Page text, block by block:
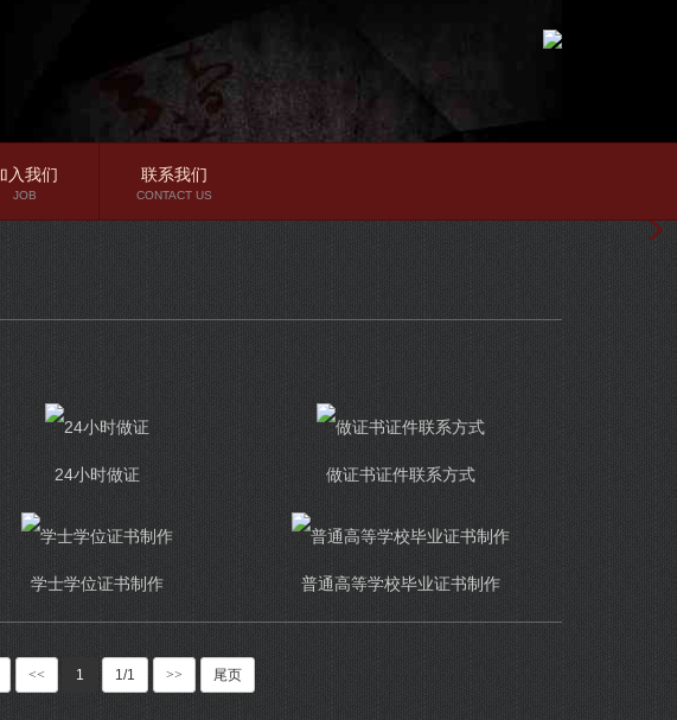
入我们
JOB
联系我们
CONTACT US
24小时做证 做证书证件联系方式
学士学位证书制作 普通高等学校毕业证书制作
<< 1 1/1 >> 尾页